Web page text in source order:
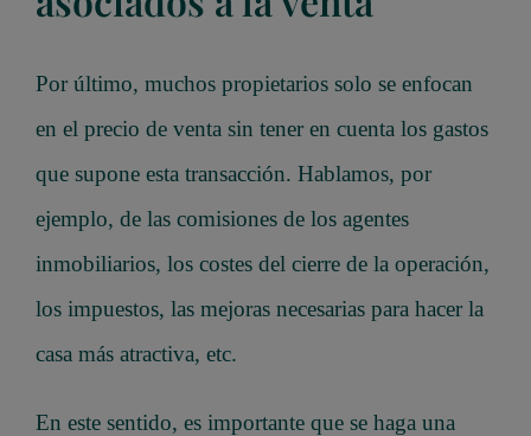
Por último, muchos propietarios solo se enfocan
en el precio de venta sin tener en cuenta los gastos
que supone esta transacción. Hablamos, por
ejemplo, de las comisiones de los agentes
inmobiliarios, los costes del cierre de la operación,
los impuestos, las mejoras necesarias para hacer la
casa más atractiva, etc.
En este sentido, es importante que se haga una